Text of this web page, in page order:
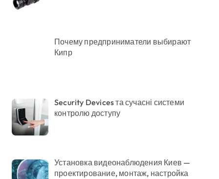
Почему предприниматели выбирают
Кипр
Security Devices та сучасні системи
контролю доступу
Установка видеонаблюдения Киев —
проектирование, монтаж, настройка